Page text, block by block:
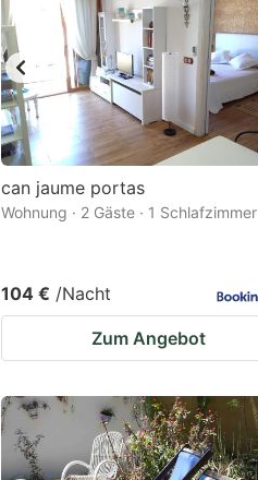
can jaume portas
Wohnung · 2 Gäste · 1 Schlafzimmer
104 € /Nacht
Zum Angebot